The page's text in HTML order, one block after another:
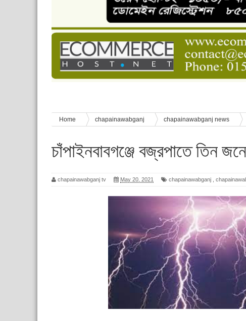
চাঁপাইনবাবগঞ্জে শেষ হয়েছে ৫ দিনের স্কাউট ইউনিট লিডার
বাংলাদেশ স্কাউটস দিবস পালন
পানি সংকট, কলস নিয়ে বিক্ষোভ
ঈদের শুভেচ্ছা জানিয়েছেন সাবেক ছাত্রলীগ নেতা আবু হাসনাত
শিশু সুরক্ষা বিষয়ে চাঁপাইনবাবগঞ্জে দুই দিনব্যাপী প্রশিক্ষণ
Home chapainawabganj chapainawabganj news
মৃত্যু
চাঁপাইনবাবগঞ্জে বজ্রপাতে তিন
chapainawabganj tv May 20, 2021 chapainawabganj